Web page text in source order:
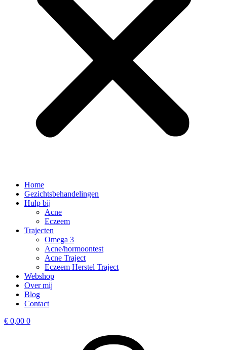
Home
Gezichtsbehandelingen
Hulp bij
Acne
Eczeem
Trajecten
Omega 3
Acne/hormoontest
Acne Traject
Eczeem Herstel Traject
Webshop
Over mij
Blog
Contact
€ 0,00 0